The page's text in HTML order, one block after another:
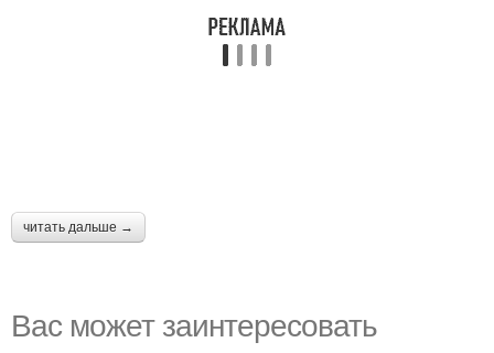
читать дальше →
Вас может заинтересовать